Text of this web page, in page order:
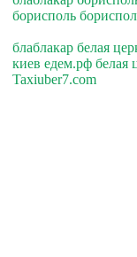
борисполь
блаблакар белая
киев едем.рф белая
Taxiuber7.com